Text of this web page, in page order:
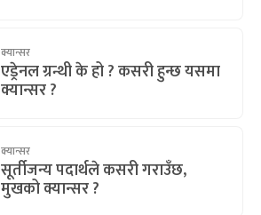
क्यान्सर
एड्रेनल ग्रन्थी के हो ? कसरी हुन्छ यसमा
क्यान्सर ?
क्यान्सर
सूर्तीजन्य पदार्थले कसरी गराउँछ,
मुखको क्यान्सर ?